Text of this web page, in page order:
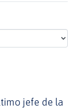
jefe de la